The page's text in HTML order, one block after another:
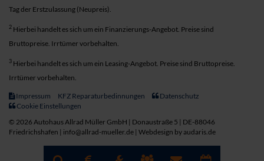
Tag der Erstzulassung (Neupreis).
2 Hierbei handelt es sich um ein Finanzierungs-Angebot. Preise sind
Bruttopreise. Irrtümer vorbehalten.
3 Hierbei handelt es sich um ein Leasing-Angebot. Preise sind Bruttopreise.
Irrtümer vorbehalten.
Impressum KFZ Reparaturbedinnungen
Datenschutz
Cookie Einstellungen
© 2026 Autohaus Allrad Müller GmbH | Donaustraße 5 | DE-88046
Friedrichshafen | info@allrad-mueller.de | Webdesign by audaris.de